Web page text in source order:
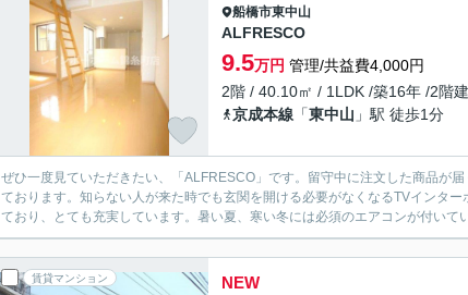
船橋市東中山
ALFRESCO
9.5万円 管理/共益費4,000円
2階 / 40.10㎡ / 1LDK /築16年 /2階建
京成本線 「東中山 」駅 徒歩1分
ぜひ一度見ていただきたい、「ALFRESCO」です。留守中に注文した商品が
ております。知らない人が来た時でも玄関を開ける必要がなくなるTVインタ
ており、とても充実しています。暑い夏、寒い冬には必須のエアコンが付いて
賃貸マンション NEW